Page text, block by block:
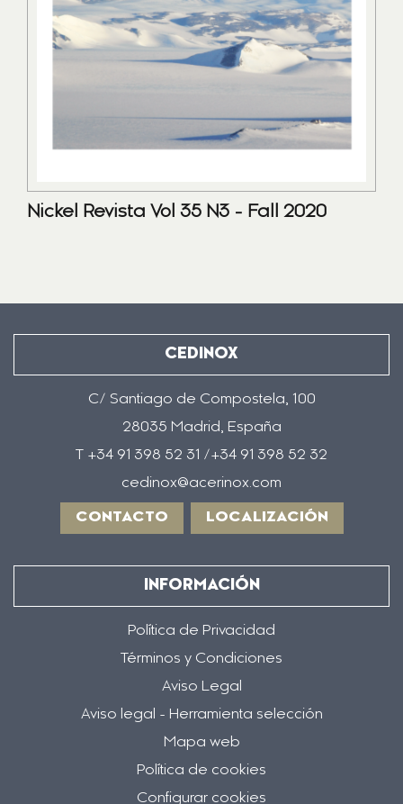
Nickel Revista Vol 35 N3 - Fall 2020
CEDINOX
C/ Santiago de Compostela, 100
28035 Madrid, España
T +34 91 398 52 31 /+34 91 398 52 32
cedinox@acerinox.com
CONTACTO LOCALIZACIÓN
INFORMACIÓN
Política de Privacidad
Términos y Condiciones
Aviso Legal
Aviso legal - Herramienta selección
Mapa web
Política de cookies
Configurar cookies